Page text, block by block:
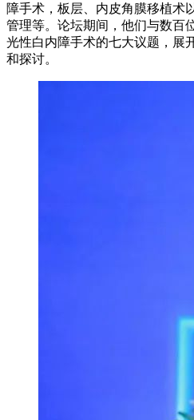
障手术，板层、内皮角膜移植术
管理等。论坛期间，他们与数百
光性白内障手术的七大议题，展
和探讨。